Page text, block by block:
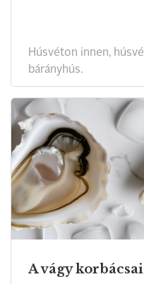
Húsvéton innen,
bárányhús.
A vágy korbácsai